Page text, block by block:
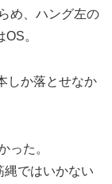
め、ハング左の
。
しか落とせなか
った。
縄ではいかない